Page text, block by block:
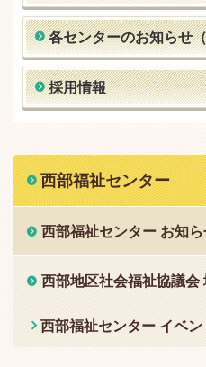
各センターのお知らせ
採用情報
西部福祉センター
西部福祉センター お知
西部地区社会福祉協議会
西部福祉センター イベ